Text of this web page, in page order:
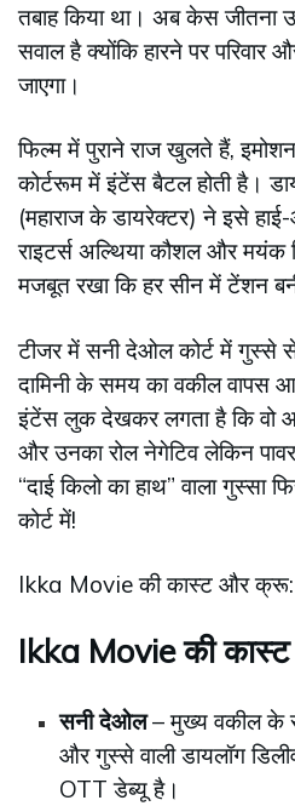
तबाह किया था। अब केस जीतना
सवाल है क्योंकि हारने पर
जाएगा।
फिल्म में पुराने राज खुलते हैं,
कोर्टरूम में इंटेंस बैटल होती है।
(महाराज के डायरेक्टर) ने इसे
राइटर्स अल्थिया कौशल और मयंक
मजबूत रखा कि हर सीन में टेंशन
टीजर में सनी देओल कोर्ट में गुस्से
दामिनी के समय का वकील वापस
इंटेंस लुक देखकर लगता है कि वो
और उनका रोल नेगेटिव लेकिन
“दाई किलो का हाथ” वाला गुस्सा
कोर्ट में!
Ikka Movie की कास्ट और क्रू:
Ikka Movie की
सनी देओल– मुख्य वकील के
और गुस्से वाली डायलॉग
OTT डेब्यू है।